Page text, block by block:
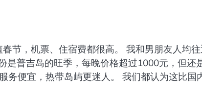
节，机票、住宿费都很高。 我和男朋友人均
是普吉岛的旺季，每晚价格超过1000元，但还
务便宜，热带岛屿更迷人。 我们都认为这比国